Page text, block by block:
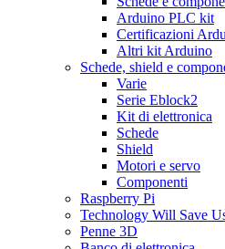
Arduino PLC kit
Certificazioni
Altri kit Arduino
Schede, shield e
Varie
Serie Eblock2
Kit di elettronica
Schede
Shield
Motori e servo
Componenti
Raspberry Pi
Technology Will Save
Penne 3D